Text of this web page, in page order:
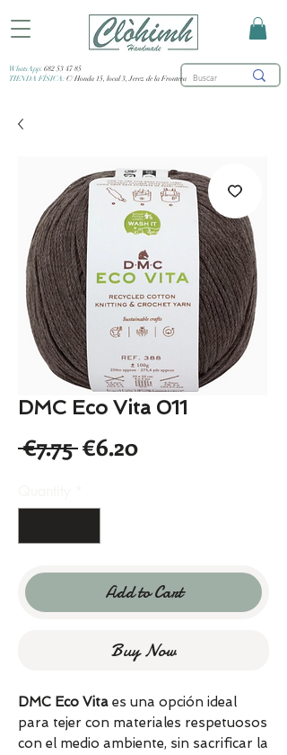
WhatsApp: 682 53 47 85
TIENDA FÍSICA: C/ Honda 15, local 3, Jerez de la Frontera
DMC Eco Vita 011
€7.75 Regular
€6.20Sale
Add to Cart
Buy Now
DMC Eco Vita es una opción ideal
para tejer con materiales respetuosos
con el medio ambiente, sin sacrificar la